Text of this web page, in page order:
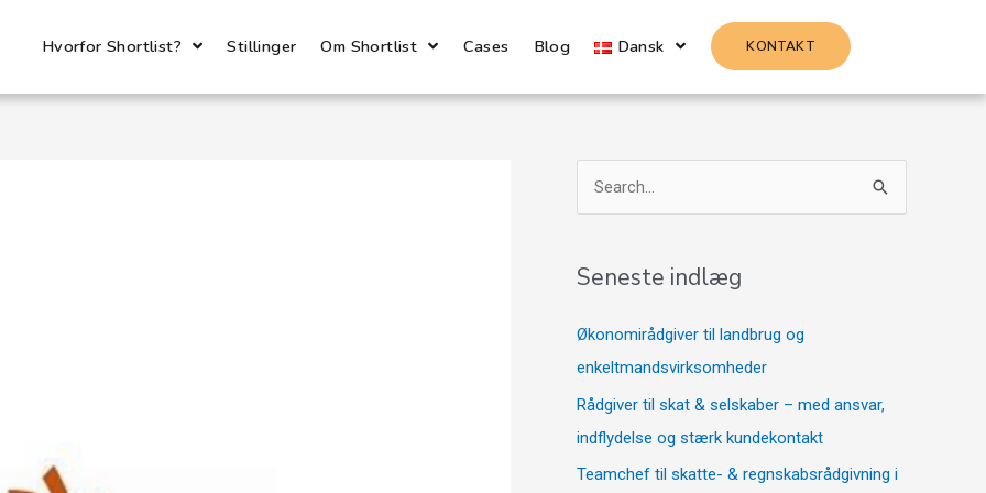
Hvorfor Shortlist? Stillinger Om Shortlist Cases Blog Dansk KONTAKT
e
f
Seneste indlæg
Økonomirådgiver til landbrug og
enkeltmandsvirksomheder
Rådgiver til skat & selskaber – med ansvar,
indflydelse og stærk kundekontakt
Teamchef til skatte- & regnskabsrådgivning i